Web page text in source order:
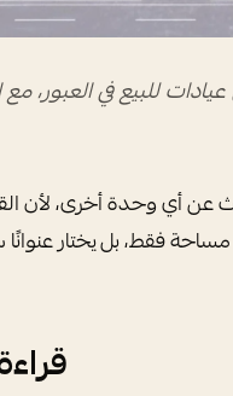
للبيع في العبور،
أي وحدة أخرى، لأن
فقط، بل يختار